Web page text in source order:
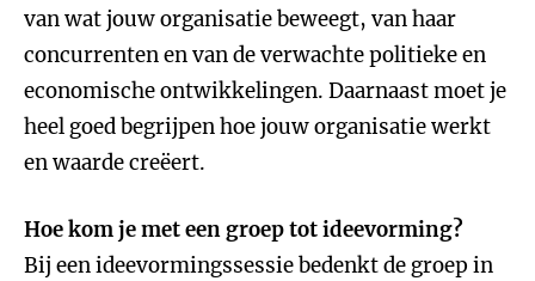
van wat jouw organisatie beweegt, van haar
concurrenten en van de verwachte politieke en
economische ontwikkelingen. Daarnaast moet je
heel goed begrijpen hoe jouw organisatie werkt
en waarde creëert.
Hoe kom je met een groep tot ideevorming?
Bij een ideevormingssessie bedenktde groep in